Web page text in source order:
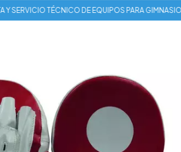
Y SERVICIO TÉCNICO DE EQUIPOS PARA GIMNASIO